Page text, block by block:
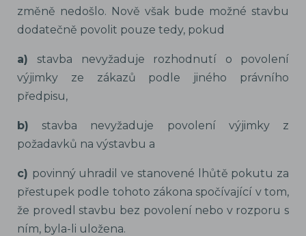
změně nedošlo. Nově však bude možné stavbu
dodatečně povolit pouze tedy, pokud
a)stavba nevyžaduje rozhodnutí o povolení
výjimky ze zákazů podle jiného právního
předpisu,
b) stavba nevyžaduje povolení výjimky z
požadavků na výstavbu a
c) povinný uhradil ve stanovené lhůtě pokutu za
přestupek podle tohoto zákona spočívající v tom,
že provedl stavbu bez povolení nebo v rozporu s
ním, byla-li uložena.